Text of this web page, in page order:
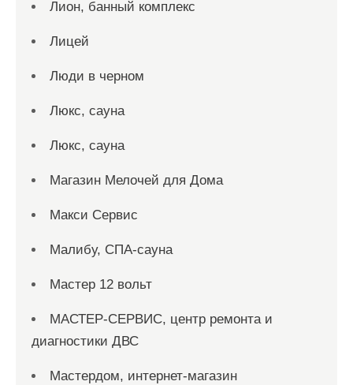
Лион, банный комплекс
Лицей
Люди в черном
Люкс, сауна
Люкс, сауна
Магазин Мелочей для Дома
Макси Сервис
Малибу, СПА-сауна
Мастер 12 вольт
МАСТЕР-СЕРВИС, центр ремонта и
диагностики ДВС
Мастердом, интернет-магазин